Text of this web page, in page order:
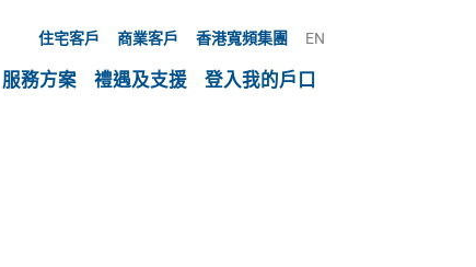
住宅客戶 商業客戶 香港寬頻集團 EN
服務方案 禮遇及支援 登入我的戶口